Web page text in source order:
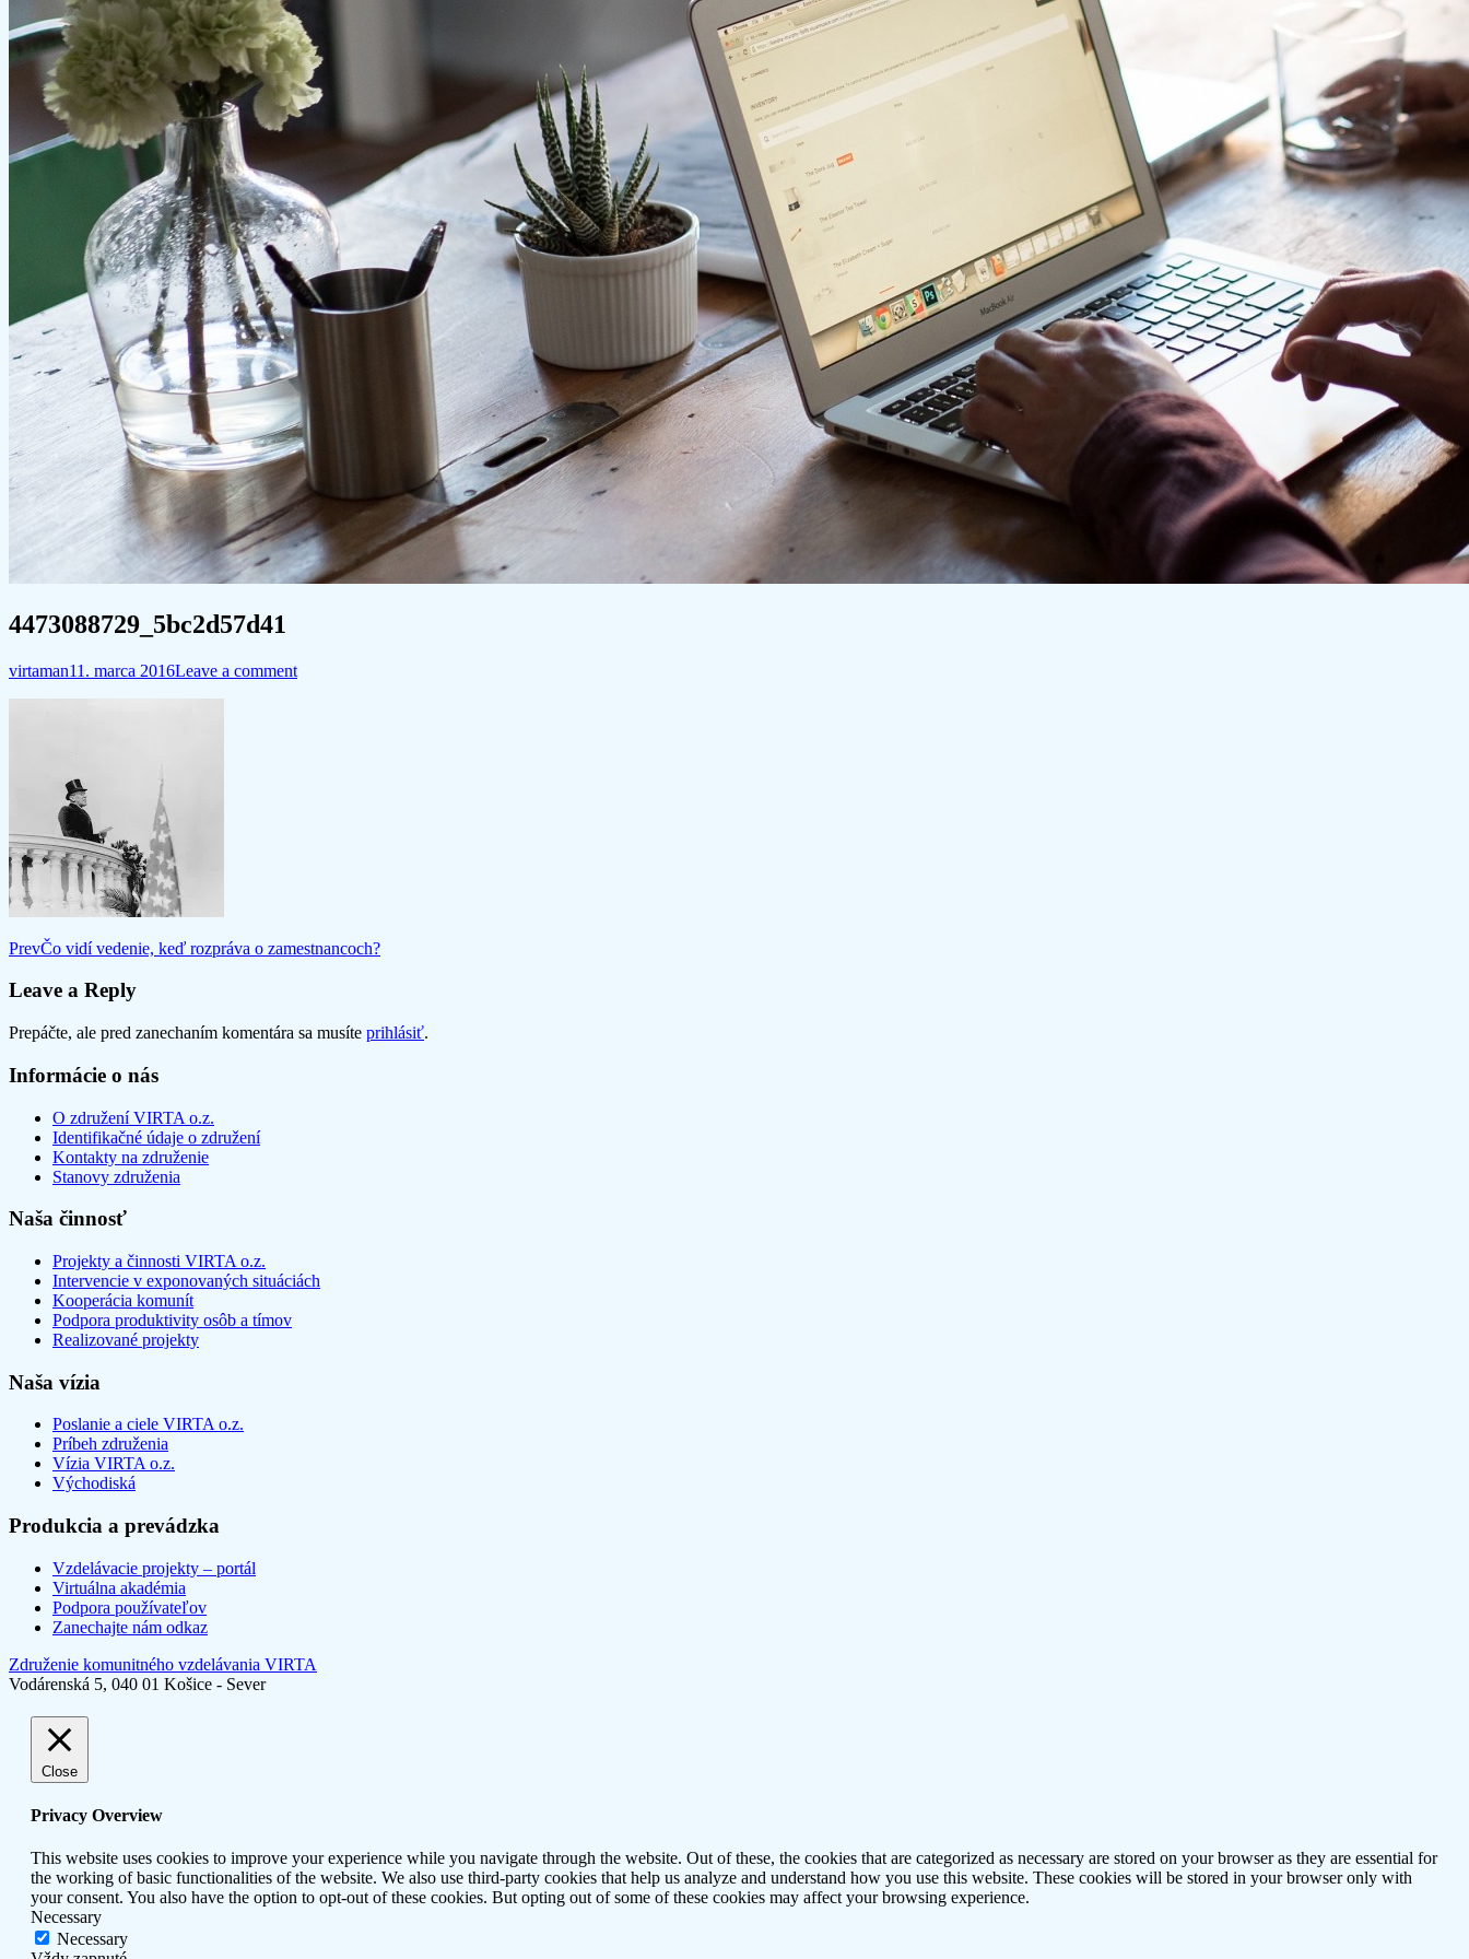
4473088729_5bc2d57d41
virtaman11. marca 2016Leave a comment
Post
navigation
PrevČo vidí vedenie, keď rozpráva o zamestnancoch?
Leave a Reply
Prepáčte, ale pred zanechaním komentára sa musíte prihlásiť.
Informácie o nás
O združení VIRTA o.z.
Identifikačné údaje o združení
Kontakty na združenie
Stanovy združenia
Naša činnosť
Projekty a činnosti VIRTA o.z.
Intervencie v exponovaných situáciách
Kooperácia komunít
Podpora produktivity osôb a tímov
Realizované projekty
Naša vízia
Poslanie a ciele VIRTA o.z.
Príbeh združenia
Vízia VIRTA o.z.
Východiská
Produkcia a prevádzka
Vzdelávacie projekty – portál
Virtuálna akadémia
Podpora používateľov
Zanechajte nám odkaz
Združenie komunitného vzdelávania VIRTA
Vodárenská 5, 040 01 Košice - Sever
Close
Privacy Overview
This website uses cookies to improve your experience while you navigate through the website. Out of these, the cookies that are categorized as necessary are stored on your browser as they are essential for
the working of basic functionalities of the website. We also use third-party cookies that help us analyze and understand how you use this website. These cookies will be stored in your browser only with
your consent. You also have the option to opt-out of these cookies. But opting out of some of these cookies may affect your browsing experience.
Necessary
Necessary